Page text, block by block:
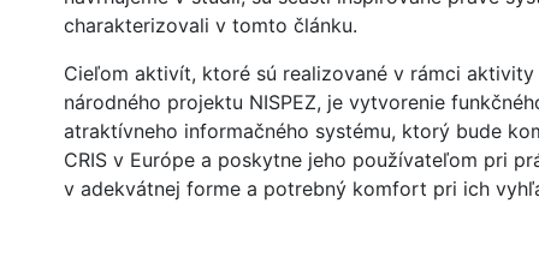
charakterizovali v tomto článku.
Cieľom aktivít, ktoré sú realizované v rámci aktivity
národného projektu NISPEZ, je vytvorenie
atraktívneho informačného systému, ktorý bude
CRIS v Európe a poskytne jeho používateľom pri
v adekvátnej forme a potrebný komfort pri ich